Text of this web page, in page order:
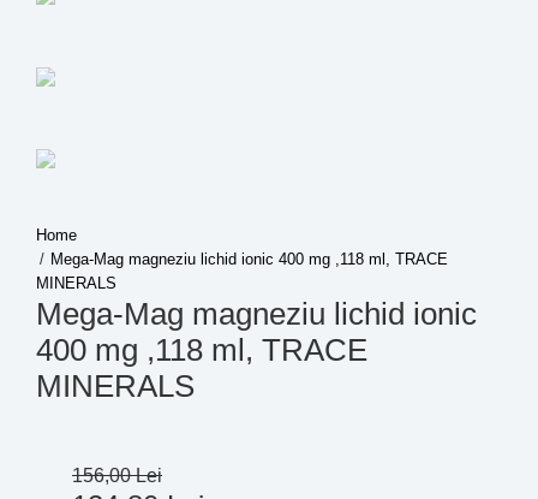
Mega-Mag magneziu lichid ionic 400 mg ,118 ml, TRACE
MINERALS
Mega-Mag magneziu lichid ionic
400 mg ,118 ml, TRACE
MINERALS
156,00Lei